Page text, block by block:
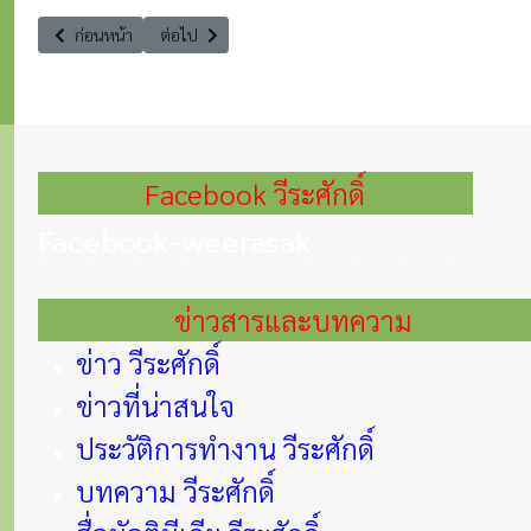
เนื้อหาก่อนหน้า: เคลียร์คัดชัดเจน ชวนเที่ยวงาน เพื่อนพึ่ง (ภาฯ) 2566
ก่อนหน้า เนื้อหาถัดไป: เปลี่ยนมุมคิด ฝุ่นพิษหมอกควันและไฟป่าอ
ต่อไป
Facebook วีระศักดิ์
ข่าวสารและบทความ
ข่าว วีระศักดิ์
ข่าวที่น่าสนใจ
ประวัติการทำงาน วีระศักดิ์
บทความ วีระศักดิ์